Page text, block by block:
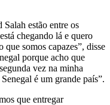
estão entre os
chegando lá e quero
somos capazes”, disse
porque acho que
vez na minha
é um grande país”.
que entregar